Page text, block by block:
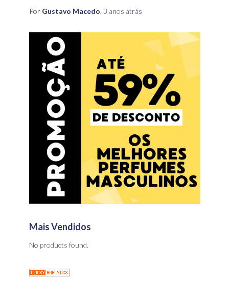
Por Gustavo Macedo 3 anos atrás
Mais Vendidos
No products found.